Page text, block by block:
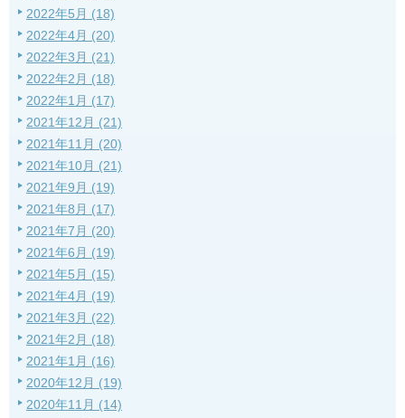
2022年5月 (18)
2022年4月 (20)
2022年3月 (21)
2022年2月 (18)
2022年1月 (17)
2021年12月 (21)
2021年11月 (20)
2021年10月 (21)
2021年9月 (19)
2021年8月 (17)
2021年7月 (20)
2021年6月 (19)
2021年5月 (15)
2021年4月 (19)
2021年3月 (22)
2021年2月 (18)
2021年1月 (16)
2020年12月 (19)
2020年11月 (14)